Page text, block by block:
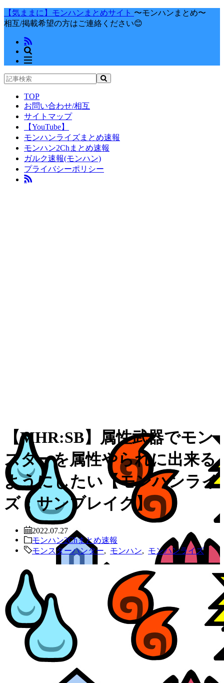
【気ままに】モンハンまとめサイト 〜モンハンまとめ〜
相互/掲載希望の方はご連絡ください😊
TOP
お問い合わせ/相互
サイトマップ
【YouTube】
モンハンライズまとめ速報
モンハン2Chまとめ速報
ガルク速報(モンハン)
プライバシーポリシー
【MHR:SB】属性武器でモン
スターを属性やられに出来る
ようにしたい【モンハンライ
ズ：サンブレイク】
2022.07.27
モンハン2Chまとめ速報
モンスターハンター
モンハン モンハンライズ